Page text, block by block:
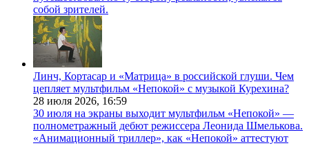
собой зрителей.
Линч, Кортасар и «Матрица» в российской глуши. Чем
цепляет мультфильм «Непокой» с музыкой Курехина?
28 июля 2026, 16:59
30 июля на экраны выходит мультфильм «Непокой» —
полнометражный дебют режиссера Леонида Шмелькова.
«Анимационный триллер», как «Непокой» аттестуют